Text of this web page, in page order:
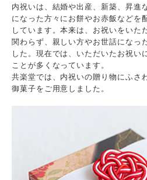
内祝いは、結婚や出産、新築、昇進
になった方々にお餅やお赤飯などを
しています。本来は、お祝いをいた
関わらず、親しい方やお世話になっ
した。現在では、いただいたお祝い
ことが多くなっています。
共楽堂では、内祝いの贈り物にふさ
御菓子をご用意しました。